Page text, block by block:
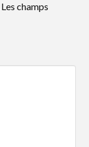
Les champs